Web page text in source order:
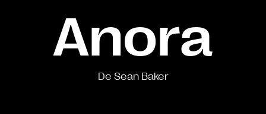
Anora
De Sean Baker